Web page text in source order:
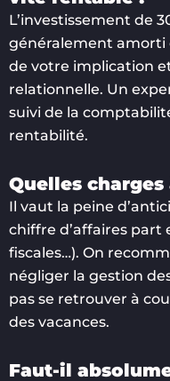
L’investissement de
généralement amorti
de votre implication
relationnelle. Un
suivi de la
rentabilité.
Quelles
Il vaut la peine
chiffre d’affaires part
fiscales…). On
négliger la gestion
pas se retrouver à
des vacances.
Faut-il